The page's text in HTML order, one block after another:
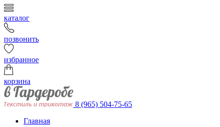
каталог
позвонить
избранное
корзина
8 (965) 504-75-65
Главная